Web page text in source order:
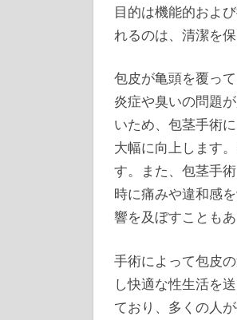
目的は機能的およ
れるのは、清潔を
包皮が亀頭を覆っ
炎症や臭いの問題
いため、包茎手術
大幅に向上します
す。また、包茎手
時に痛みや違和感
響を及ぼすこともあ
手術によって包皮
し快適な性生活を
ており、多くの人